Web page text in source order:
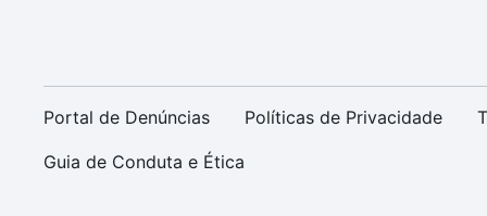
Portal de Denúncias Políticas de Privacidade
Guia de Conduta e Ética